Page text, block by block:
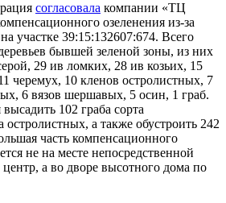
согласовала компании «ТЦ
озеленения из-за
участке 39:15:132607:674. Всего
бывшей зеленой зоны, из них
29 ив ломких, 28 ив козьих, 15
черемух, 10 кленов остролистных, 7
6 вязов шершавых, 5 осин, 1 граб.
102 граба сорта
остролистных, а также обустроить 242
часть компенсационного
не на месте непосредственной
а во дворе высотного дома по